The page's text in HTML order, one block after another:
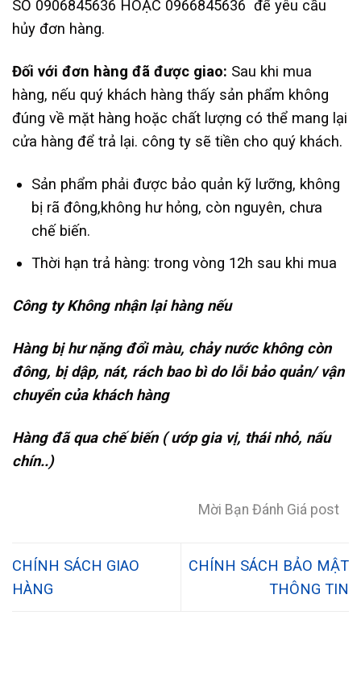
SỐ 0906845636 HOẶC 0966845636 để yêu cầu
hủy đơn hàng.
Đối với đơn hàng đã được giao: Sau khi mua
hàng, nếu quý khách hàng thấy sản phẩm không
đúng về mặt hàng hoặc chất lượng có thể mang lại
cửa hàng để trả lại. công ty sẽ tiền cho quý khách.
Sản phẩm phải được bảo quản kỹ lưỡng, không
bị rã đông,không hư hỏng, còn nguyên, chưa
chế biến.
Thời hạn trả hàng: trong vòng 12h sau khi mua
Công ty Không nhận lại hàng nếu
Hàng bị hư nặng đổi màu, chảy nước không còn
đông, bị dập, nát, rách bao bì do lỗi bảo quản/ vận
chuyển của khách hàng
Hàng đã qua chế biến ( ướp gia vị, thái nhỏ, nấu
chín..)
Mời Bạn Đánh Giá post
CHÍNH SÁCH GIAO
HÀNG
CHÍNH SÁCH BẢO MẬT
THÔNG TIN